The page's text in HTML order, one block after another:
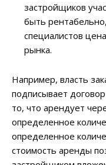
застройщиков
быть
специалистов
рынка.
Например, власть
подписывает
то, что арендует
определенное
определенное
стоимость аренды